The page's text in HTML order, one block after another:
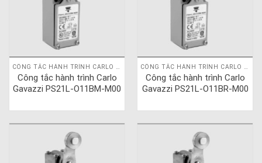
CÔNG TẮC HÀNH TRÌNH CARLO GAVAZZI
Công tắc hành trình Carlo
Gavazzi PS21L-O11BM-M00
CÔNG TẮC HÀNH TRÌNH CARLO GAVAZZI
Công tắc hành trình Carlo
Gavazzi PS21L-O11BR-M00